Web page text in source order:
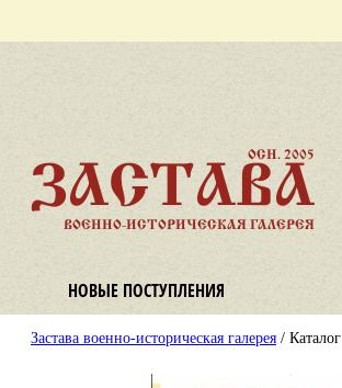
ОСН. 2005
ЗАСТАВА
ВОЕННО-ИСТОРИЧЕСКАЯ ГАЛЕРЕЯ
НОВЫЕ ПОСТУПЛЕНИЯ
Застава военно-историческая галерея/ Каталог